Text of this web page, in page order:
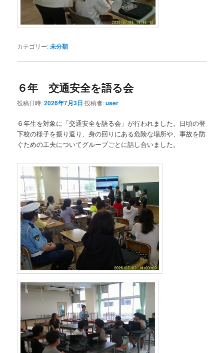
カテゴリー:未分類
６年 交通安全を語る会
投稿日時:2026年7月3日 投稿者:user
６年生を対象に「交通安全を語る会」が行われました。日頃の登
下校の様子を振り返り、身の回りにある危険な場所や、事故を防
ぐための工夫についてグループごとに話し合いました。